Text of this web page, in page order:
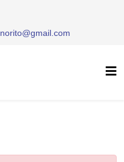
norito@gmail.com